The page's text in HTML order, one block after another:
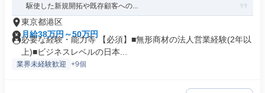
駆使した新規開拓や既存顧客への...
東京都港区
月給38万円～50万円
必要な経験・能力等 【必須】■無形商材の法人営業経験(2年以
上)■ビジネスレベルの日本...
業界未経験歓迎 +9個